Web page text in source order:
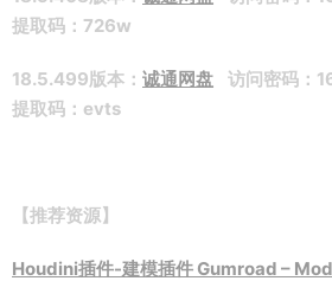
提取码：726w
18.5.499版本： 诚通网盘 访问密码
提取码：evts
【推荐资源】
Houdini插件-建模插件 Gumroad –